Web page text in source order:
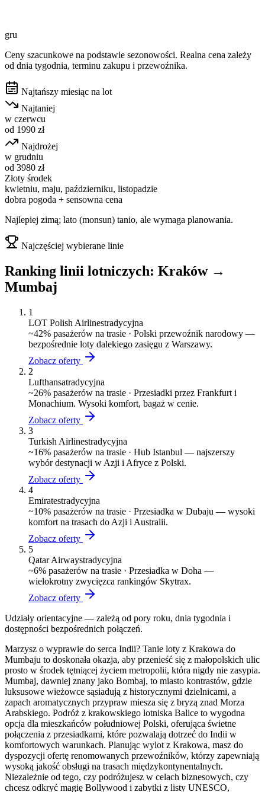
gru
Ceny szacunkowe na podstawie sezonowości. Realna cena zależy
od dnia tygodnia, terminu zakupu i przewoźnika.
Najtańszy miesiąc na lot
Najtaniej
w czerwcu
od 1990 zł
Najdrożej
w grudniu
od 3980 zł
Złoty środek
kwietniu, maju, październiku, listopadzie
dobra pogoda + sensowna cena
Najlepiej zimą; lato (monsun) tanio, ale wymaga planowania.
Najczęściej wybierane linie
Ranking linii lotniczych: Kraków→
Mumbaj
1
LOT Polish Airlinestradycyjna
~42% pasażerów na trasie · Polski przewoźnik narodowy —
bezpośrednie loty dalekiego zasięgu z Warszawy.
Zobacz oferty
2
Lufthansatradycyjna
~26% pasażerów na trasie · Przesiadki przez Frankfurt i
Monachium. Wysoki komfort, bagaż w cenie.
Zobacz oferty
3
Turkish Airlinestradycyjna
~16% pasażerów na trasie · Hub Istanbul — najszerszy
wybór destynacji w Azji i Afryce z Polski.
Zobacz oferty
4
Emiratestradycyjna
~10% pasażerów na trasie · Przesiadka w Dubaju — wysoki
komfort na trasach do Azji i Australii.
Zobacz oferty
5
Qatar Airwaystradycyjna
~6% pasażerów na trasie · Przesiadka w Doha —
wielokrotny zwycięzca rankingów Skytrax.
Zobacz oferty
Udziały orientacyjne — zależą od pory roku, dnia tygodnia i
dostępności bezpośrednich połączeń.
Marzysz o wyprawie do serca Indii? Tanie loty z Krakowa do
Mumbaju to doskonała okazja, aby przenieść się z małopolskich ulic
prosto w środek tętniącej życiem metropolii, która nigdy nie zasypia.
Mumbaj, dawniej znany jako Bombaj, to miasto kontrastów, gdzie
luksusowe wieżowce sąsiadują z historycznymi dzielnicami, a
zapach aromatycznych przypraw miesza się z bryzą znad Morza
Arabskiego. Podróż z krakowskiego lotniska Balice to wygodna
opcja dla mieszkańców południowej Polski, oferująca świetne
połączenia z przesiadkami, które pozwalają dotrzeć do Indii w
komfortowych warunkach. Planując wylot z Krakowa, masz do
dyspozycji ofertę renomowanych przewoźników, którzy zapewniają
wysoką jakość obsługi na trasach międzykontynentalnych.
Niezależnie od tego, czy podróżujesz w celach biznesowych, czy
chcesz odkryć magię Bollywood i zabytki z listy UNESCO,